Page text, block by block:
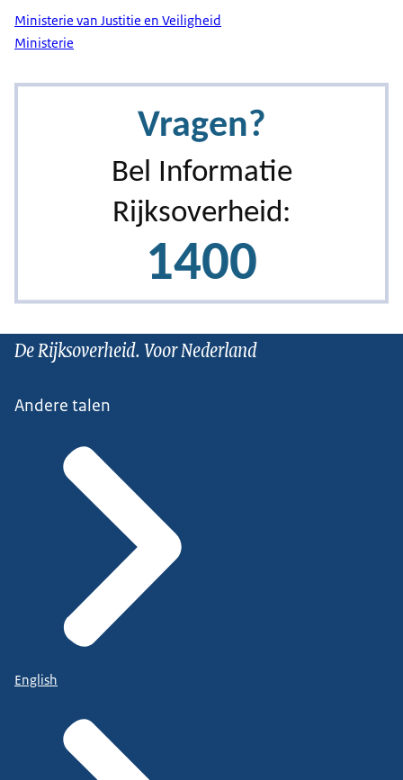
Ministerie van Justitie en Veiligheid
Ministerie
De Rijksoverheid. Voor Nederland
Andere talen
English